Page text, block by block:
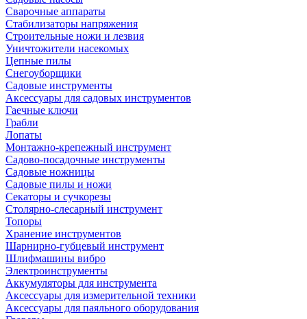
Сварочные аппараты
Стабилизаторы напряжения
Строительные ножи и лезвия
Уничтожители насекомых
Цепные пилы
Снегоуборщики
Садовые инструменты
Аксессуары для садовых инструментов
Гаечные ключи
Грабли
Лопаты
Монтажно-крепежный инструмент
Садово-посадочные инструменты
Садовые ножницы
Садовые пилы и ножи
Секаторы и сучкорезы
Столярно-слесарный инструмент
Топоры
Хранение инструментов
Шарнирно-губцевый инструмент
Шлифмашины вибро
Электроинструменты
Аккумуляторы для инструмента
Аксессуары для измерительной техники
Аксессуары для паяльного оборудования